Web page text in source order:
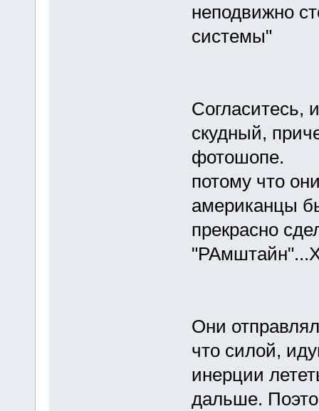
неподвижно
системы"
Согласитесь,
скудный,
фотошопе.
потому что
американцы
прекрасно
Они
что силой,
инерции
дальше.